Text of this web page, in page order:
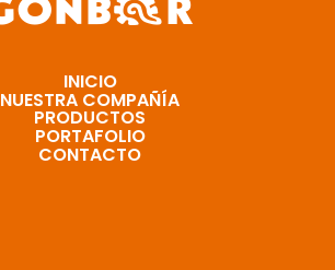
INICIO
NUESTRA COMPAÑÍA
PRODUCTOS
PORTAFOLIO
CONTACTO